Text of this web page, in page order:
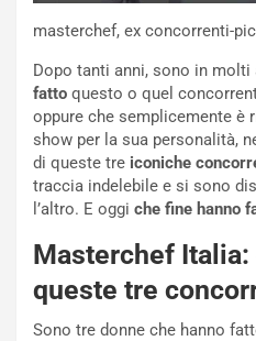
masterchef, ex concorrenti-
Dopo tanti anni, sono in molti
fatto questo o quel
oppure che semplicemente è
show per la sua personalità,
di queste tre iconiche
traccia indelebile e si sono
l’altro. E oggi che fine hanno
Masterchef
queste tre
Sono tre donne che hanno